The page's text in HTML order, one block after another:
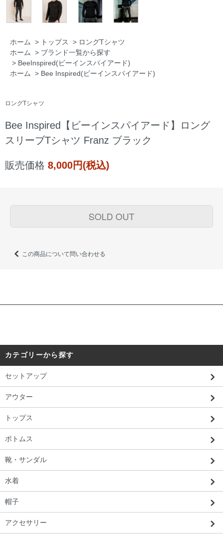
ホーム > トップス > ロングTシャツ
ホーム > ブランド一覧から探す
> BeeInspired(ビーインスパイアード)
ホーム > Bee Inspired(ビーインスパイアード)
ロングTシャツ
Bee Inspired【ビーインスパイアード】ロング
スリーブTシャツ Franz ブラック
販売価格 8,000円(税込)
SOLD OUT
この商品について問い合わせる
カテゴリーから探す
セットアップ
アウター
トップス
ボトムス
靴・サンダル
水着
帽子
アクセサリー